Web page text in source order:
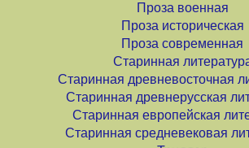
Проза военная
Проза историческая
Проза современная
Старинная
Старинная древневосточная
Старинная древнерусская
Старинная европейская
Старинная средневековая